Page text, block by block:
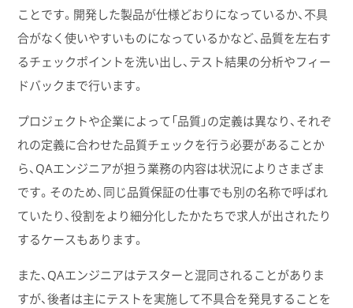
ことです。開発した製品が仕様どおりになっているか、不具
合がなく使いやすいものになっているかなど、品質を左右す
るチェックポイントを洗い出し、テスト結果の分析やフィー
ドバックまで行います。
プロジェクトや企業によって「品質」の定義は異なり、それぞ
れの定義に合わせた品質チェックを行う必要があることか
ら、QAエンジニアが担う業務の内容は状況によりさまざま
です。そのため、同じ品質保証の仕事でも別の名称で呼ばれ
ていたり、役割をより細分化したかたちで求人が出されたり
するケースもあります。
また、QAエンジニアはテスターと混同されることがありま
すが、後者は主にテストを実施して不具合を発見することを